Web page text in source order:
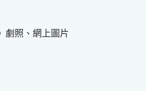
劇照、網上圖片